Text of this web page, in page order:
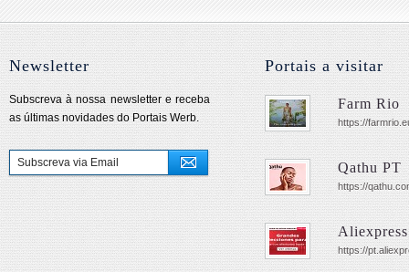
Newsletter
Subscreva à nossa newsletter e receba
as últimas novidades do Portais Werb.
Portais a visitar
Farm Rio
https://
Qathu PT
https://
https://